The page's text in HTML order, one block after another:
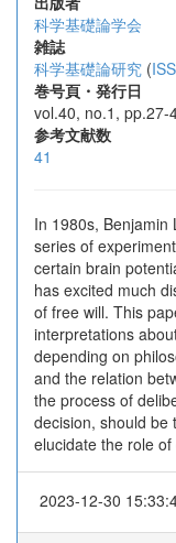
科学基礎論学会
雑誌
科学基礎論研究 (
巻号頁・発行日
vol.40, no.1, pp.27-
参考文献数
41
In 1980s, Benjamin
series of
certain brain
has excited much
of free will. This
interpretations
depending on
and the relation
the process of
decision, should be
elucidate the role
2023-12-30